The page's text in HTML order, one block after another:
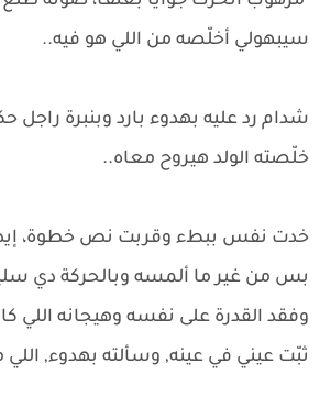
سيبهولي أخلّصه من اللي هو فيه..
شدام رد عليه بهدوء بارد وبنبرة راجل
خلّصته الولد هيروح معاه..
خدت نفس ببطء وقربت نص خطوة،
بس من غير ما ألمسه وبالحركة دي
وفقد القدرة على نفسه وهيجانه اللي
ثبّت عيني في عينه, وسألته بهدوء,